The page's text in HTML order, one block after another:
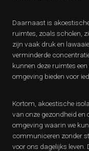
Daarnaast is
ruimtes, zoals scholen,
zijn vaak druk en
verminderde
kunnen deze ruimtes
omgeving bieden voor
Kortom, akoestische
van onze gezondheid en
omgeving waarin we
communiceren zonder
voor ons dagelijks leven.